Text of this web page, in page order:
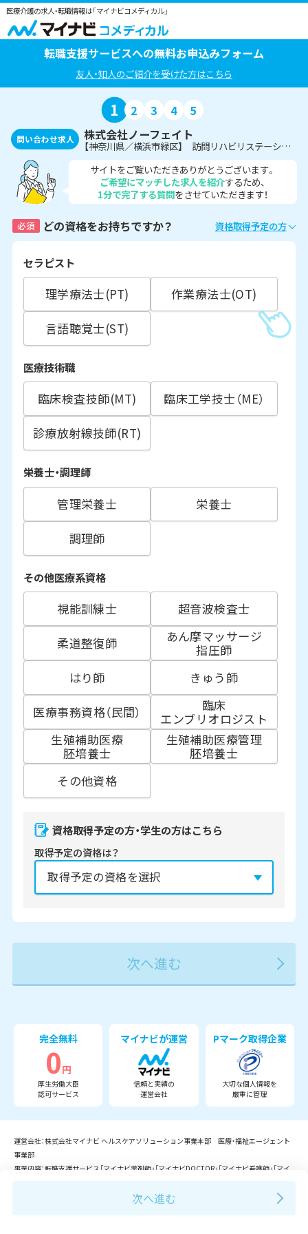
医療介護の求人・転職情報は「マイナビコメディカル」
転職支援サービスへの無料お申込みフォーム
友人・知人のご紹介を受けた方はこちら
1 2 3 4 5
問い合わせ求人 株式会社ノーフェイト
【神奈川県／横浜市緑区】 訪問リハビリステーションでセラピスト募集！
サイトをご覧いただきありがとうございます。
ご希望にマッチした求人を紹介するため、
1分で完了する質問をさせていただきます！
必須 どの資格をお持ちですか？ 資格取得予定の方
セラピスト
理学療法士(PT)
作業療法士(OT)
言語聴覚士(ST)
医療技術職
臨床検査技師(MT)
臨床工学技士（ME）
診療放射線技師(RT)
栄養士・調理師
管理栄養士
栄養士
調理師
その他医療系資格
視能訓練士
超音波検査士
柔道整復師
あん摩マッサージ
指圧師
はり師
きゅう師
医療事務資格（民間）
臨床
エンブリオロジスト
生殖補助医療
胚培養士
生殖補助医療管理
胚培養士
その他資格
資格取得予定の方・学生の方はこちら
取得予定の資格は？
2027年 2028年 2029年 3月
完全無料
0円
厚生労働大臣
認可サービス
マイナビが運営
信頼と実績の
運営会社
Pマーク取得企業
大切な個人情報を
厳重に管理
運営会社：株式会社マイナビ ヘルスケアソリューション事業本部 医療・福祉エージェント
事業部
事業内容：転職支援サービス「マイナビ薬剤師」「マイナビDOCTOR」「マイナビ看護師」「マイ